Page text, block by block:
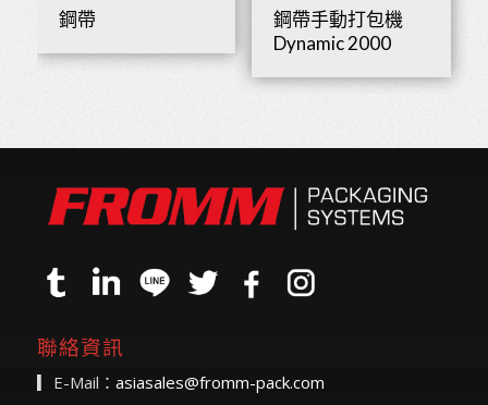
鋼帶
鋼帶手動打包機
Dynamic 2000
聯絡資訊
▎E-Mail： asiasales@fromm-pack.com